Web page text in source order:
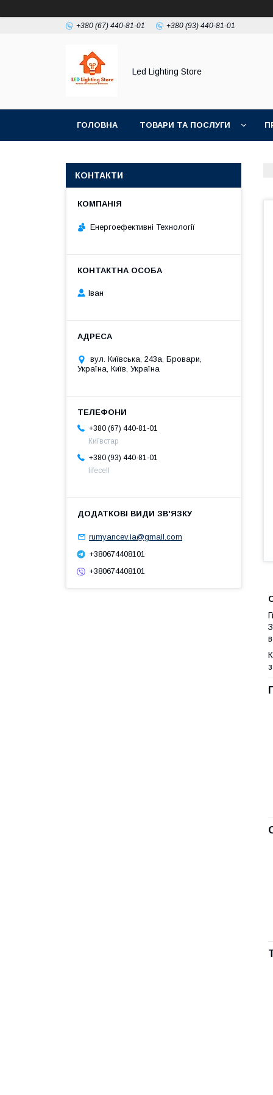
+380 (67) 440-81-01 +380 (93) 440-81-01
Led Lighting Store
ГОЛОВНА ТОВАРИ ТА ПОСЛУГИ
КОНТАКТИ
Енергоефективні Технології
Іван
вул. Київська, 243а, Бровари,
Україна, Київ, Україна
+380 (67) 440-81-01
Київстар
+380 (93) 440-81-01
lifecell
rumyancev.ia@gmail.com
+380674408101
+380674408101